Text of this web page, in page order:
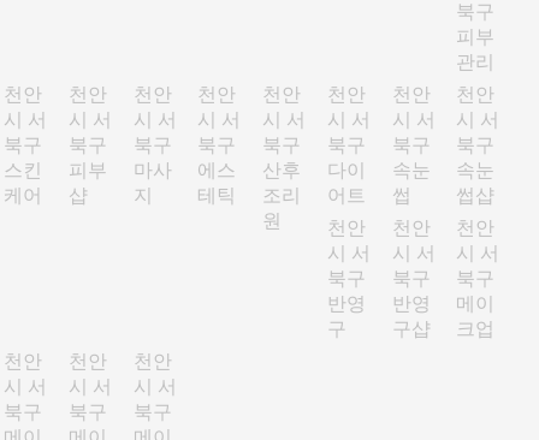
북구
피부
관리
천안
시 서
북구
스킨
케어
천안
시 서
북구
피부
샵
천안
시 서
북구
마사
지
천안
시 서
북구
에스
테틱
천안
시 서
북구
산후
조리
원
천안
시 서
북구
다이
어트
천안
시 서
북구
속눈
썹
천안
시 서
북구
속눈
썹샵
천안
시 서
북구
반영
구
천안
시 서
북구
반영
구샵
천안
시 서
북구
메이
크업
천안
시 서
북구
천안
시 서
북구
천안
시 서
북구